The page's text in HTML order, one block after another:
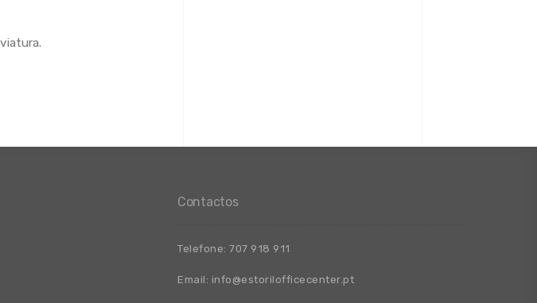
Contactos
Telefone: 707 918 911
Email: info@estorilofficecenter.pt